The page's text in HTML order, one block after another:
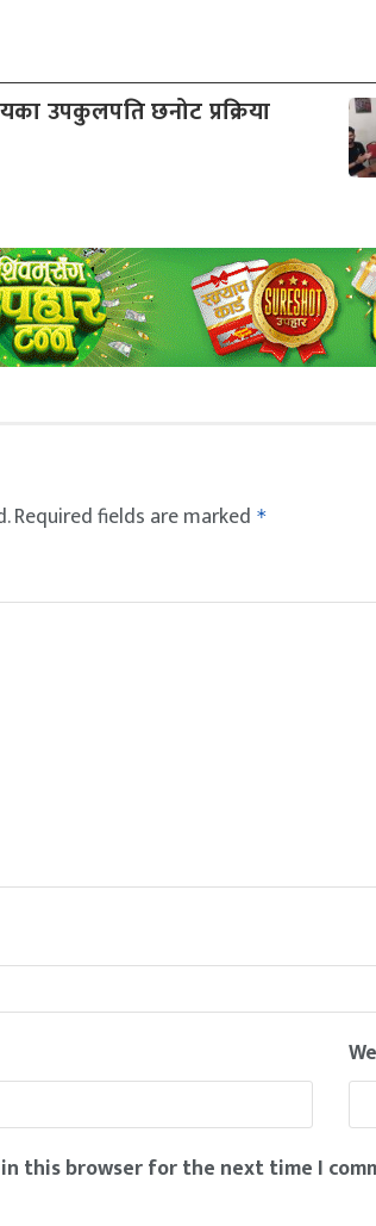
उपकुलपति छनोट प्रक्रिया
Required fields are marked *
this browser for the next time I